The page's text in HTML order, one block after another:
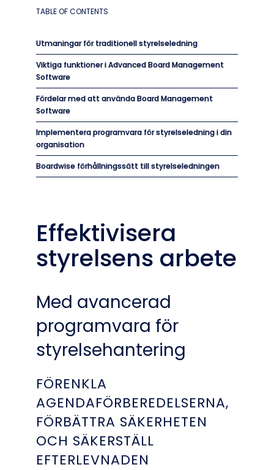
TABLE OF CONTENTS
Utmaningar för traditionell styrelseledning
Viktiga funktioner i Advanced Board Management
Software
Fördelar med att använda Board Management
Software
Implementera programvara för styrelseledning i din
organisation
Boardwise förhållningssätt till styrelseledningen
Effektivisera
styrelsens arbete
Med avancerad
programvara för
styrelsehantering
FÖRENKLA
AGENDAFÖRBEREDELSERNA,
FÖRBÄTTRA SÄKERHETEN
OCH SÄKERSTÄLL
EFTERLEVNADEN